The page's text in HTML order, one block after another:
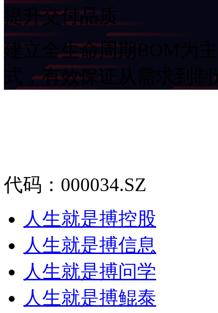
提升交付品质
建立全生命周期BOM为
式，有效保证从需求
代码：000034.SZ
人生就是搏控股
人生就是搏信息
人生就是搏问学
人生就是搏鲲泰